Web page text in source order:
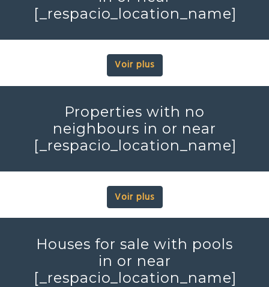
[_respacio_location_name]
Voir plus
Properties with no
neighbours in or near
[_respacio_location_name]
Voir plus
Houses for sale with pools
in or near
[_respacio_location_name]